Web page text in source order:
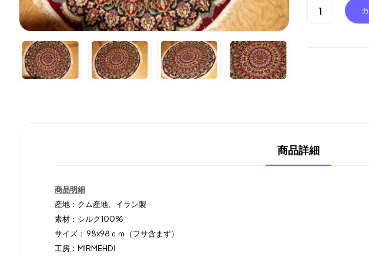
商品詳細
商品明細
産地：クム産地、イラン製
素材：シルク100%
サイズ： 98x98ｃｍ（フサ含まず）
工房：MIRMEHDI